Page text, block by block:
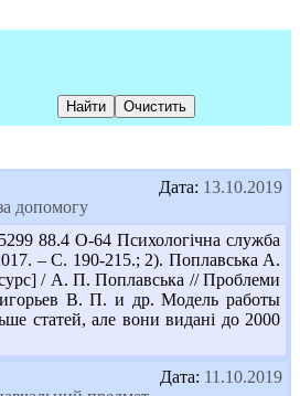
Дата: 13.10.2019
допомогу
88.4 О-64 Психологічна служба
2017. – С. 190-215.; 2). Поплавська А.
/ А. П. Поплавська // Проблеми
В. П. и др. Модель работы
статей, але вони видані до 2000
Дата: 11.10.2019